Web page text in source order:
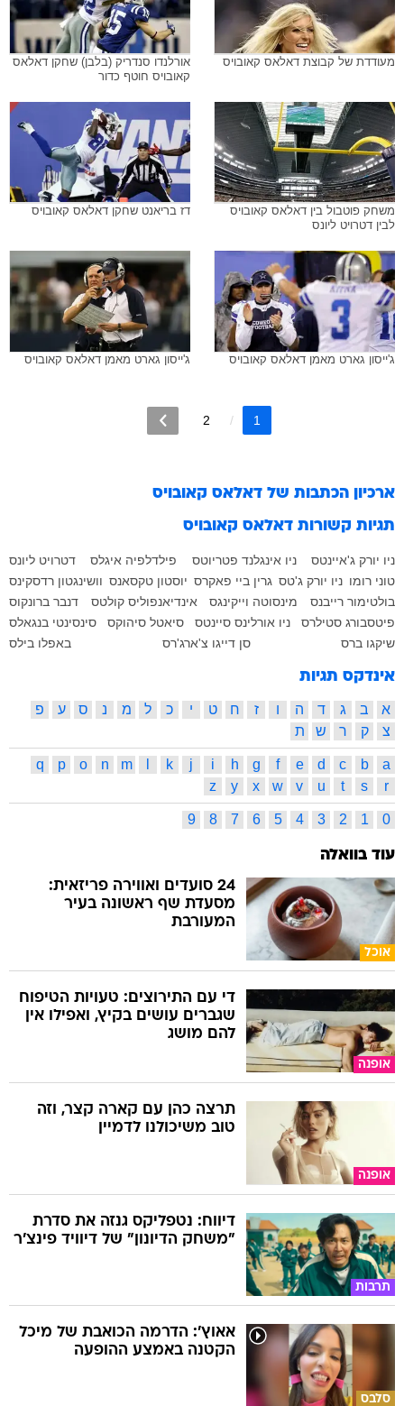
מעודדת של קבוצת דאלאס קאובויס
אורלנדו סנדריק (בלבן) שחקן דאלאס
קאובויס חוטף כדור
משחק פוטבול בין דאלאס קאובויס
לבין דטרויט ליונס
דז בריאנט שחקן דאלאס קאובויס
ג'ייסון גארט מאמן דאלאס קאובויס ג'ייסון גארט מאמן דאלאס קאובויס
1
2
ארכיון הכתבות של דאלאס קאובויס
תגיות קשורות דאלאס קאובויס
ניו יורק ג'איינטס ניו אינגלנד פטריוטס פילדלפיה איגלס
דטרויט ליונס
טוני רומו ניו יורק ג'טס גרין ביי פאקרס יוסטון טקסאנס וושינגטון רדסקינס
בולטימור רייבנס
מינסוטה וייקינגס אינדיאנפוליס קולטס
דנבר ברונקוס
פיטסבורג סטילרס
ניו אורלינס סיינטס סיאטל סיהוקס
סינסינטי בנגאלס
שיקגו ברס
סן דייגו צ'ארג'רס באפלו בילס
אינדקס תגיות
א ב ג ד ה ו ז ח ט י כ ל מ נ ס ע
פ
צ
ק ר ש ת
a
b
c
d
e
f
g
h
i
j
k
m
n
o
p
q
r
s
t
u
v
w
x
y
z
0
1
2
3
4
5
6
7
8
9
עוד בוואלה
אוכל
24 סועדים ואווירה פריזאית:
מסעדת שף ראשונה בעיר
המעורבת
אופנה
די עם התירוצים: טעויות הטיפוח
שגברים עושים בקיץ, ואפילו אין
להם מושג
אופנה
תרצה כהן עם קארה קצר, וזה
טוב משיכולנו לדמיין
תרבות
דיווח: נטפליקס גנזה את סדרת
"משחק הדיונון" של דיוויד פינצ'ר
סלבס
אאוץ': הדרמה הכואבת של מיכל
הקטנה באמצע ההופעה